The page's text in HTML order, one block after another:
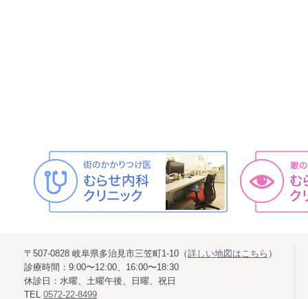
〒507-0828 岐阜県多治見市三笠町1-10（詳しい地図はこちら ）
診療時間：9:00〜12:00、16:00〜18:30
休診日：水曜、土曜午後、日曜、祝日
TEL 0572-22-8499